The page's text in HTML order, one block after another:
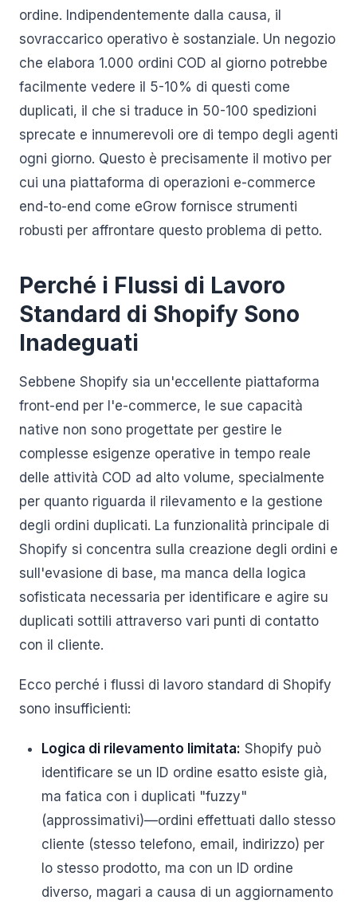
ordine. Indipendentemente dalla causa, il
sovraccarico operativo è sostanziale. Un negozio
che elabora 1.000 ordini COD al giorno potrebbe
facilmente vedere il 5-10% di questi come
duplicati, il che si traduce in 50-100 spedizioni
sprecate e innumerevoli ore di tempo degli agenti
ogni giorno. Questo è precisamente il motivo per
cui una piattaforma di operazioni e-commerce
end-to-end come eGrow fornisce strumenti
robusti per affrontare questo problema di petto.
Perché i Flussi di Lavoro
Standard di Shopify Sono
Inadeguati
Sebbene Shopify sia un'eccellente piattaforma
front-end per l'e-commerce, le sue capacità
native non sono progettate per gestire le
complesse esigenze operative in tempo reale
delle attività COD ad alto volume, specialmente
per quanto riguarda il rilevamento e la gestione
degli ordini duplicati. La funzionalità principale di
Shopify si concentra sulla creazione degli ordini e
sull'evasione di base, ma manca della logica
sofisticata necessaria per identificare e agire su
duplicati sottili attraverso vari punti di contatto
con il cliente.
Ecco perché i flussi di lavoro standard di Shopify
sono insufficienti:
Logica di rilevamento limitata: Shopify può
identificare se un ID ordine esatto esiste già,
ma fatica con i duplicati "fuzzy"
(approssimativi)—ordini effettuati dallo stesso
cliente (stesso telefono, email, indirizzo) per
lo stesso prodotto, ma con un ID ordine
diverso, magari a causa di un aggiornamento